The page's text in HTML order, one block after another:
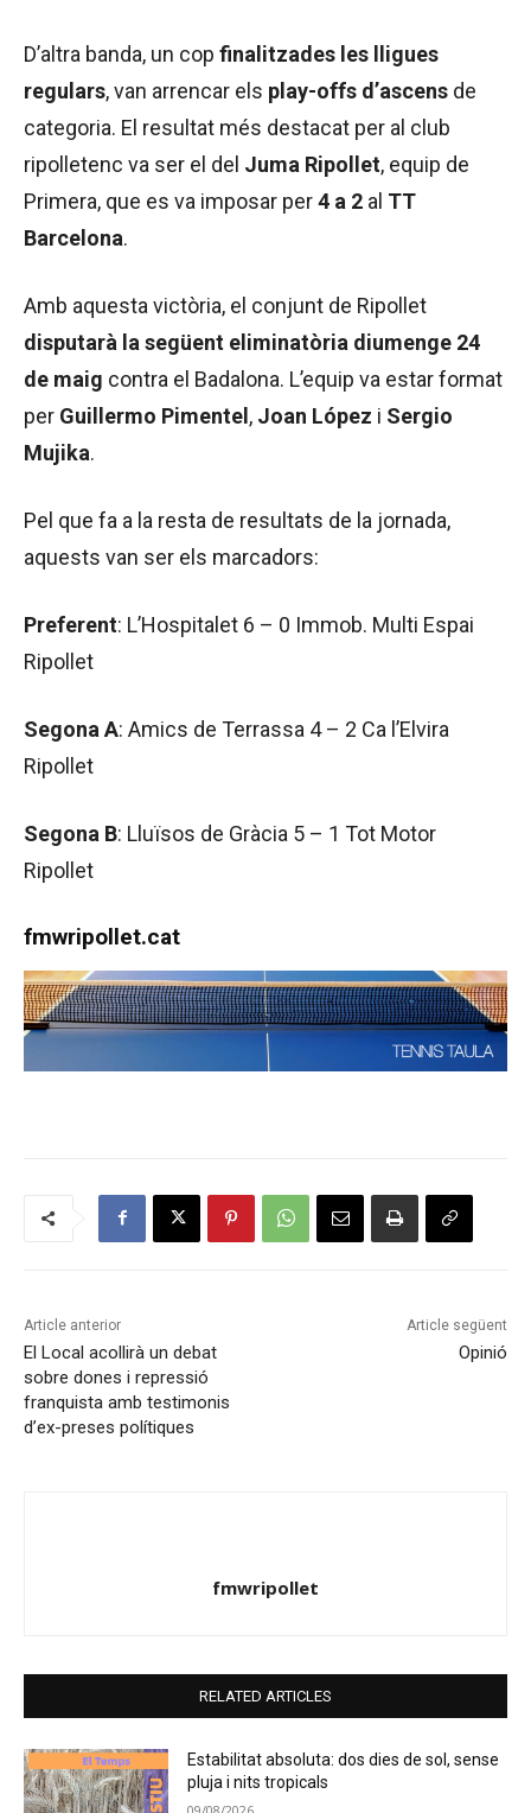
D’altra banda, un cop finalitzades les lligues
regulars, van arrencar els play-offs d’ascens de
categoria. El resultat més destacat per al club
ripolletenc va ser el del Juma Ripollet, equip de
Primera, que es va imposar per4 a 2 al TT
Barcelona.
Amb aquesta victòria, el conjunt de Ripollet
disputarà la següent eliminatòria diumenge 24
de maig contra el Badalona. L’equip va estar format
per Guillermo Pimentel, Joan López i Sergio
Mujika.
Pel que fa a la resta de resultats de la jornada,
aquests van ser els marcadors:
Preferent: L’Hospitalet 6 – 0 Immob. Multi Espai
Ripollet
Segona A: Amics de Terrassa 4 – 2 Ca l’Elvira
Ripollet
Segona B: Lluïsos de Gràcia 5 – 1 Tot Motor
Ripollet
fmwripollet.cat
Article anterior
El Local acollirà un debat
sobre dones i repressió
franquista amb testimonis
d’ex-preses polítiques
Article següent
Opinió
fmwripollet
RELATED ARTICLES
Estabilitat absoluta: dos dies de sol, sense
pluja i nits tropicals